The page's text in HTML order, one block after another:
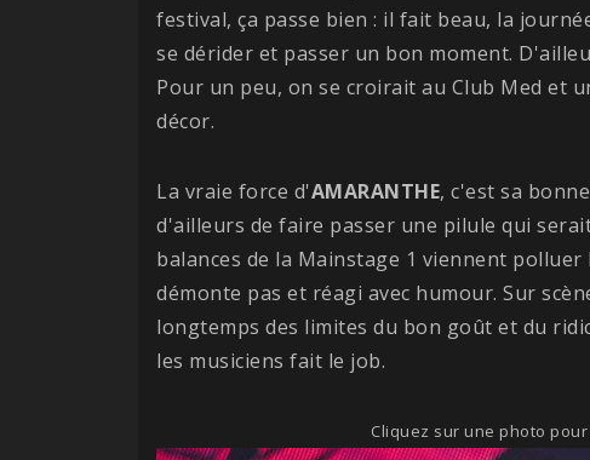
festival, ça passe bien : il fait beau, la
se dérider et passer un bon moment.
Pour un peu, on se croirait au Club Med et
décor.
La vraie force d'AMARANTHE, c'est sa
d'ailleurs de faire passer une pilule qui
balances de la Mainstage 1 viennent polluer
démonte pas et réagi avec humour. Sur
longtemps des limites du bon goût et du
les musiciens fait le job.
Cliquez sur une photo